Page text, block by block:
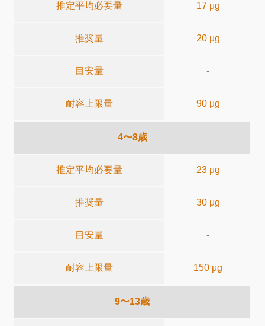
推定平均必要量 17 μg
推奨量 20 μg
目安量 -
耐容上限量 90 μg
4〜8歳
推定平均必要量 23 μg
推奨量 30 μg
目安量 -
耐容上限量 150 μg
9〜13歳